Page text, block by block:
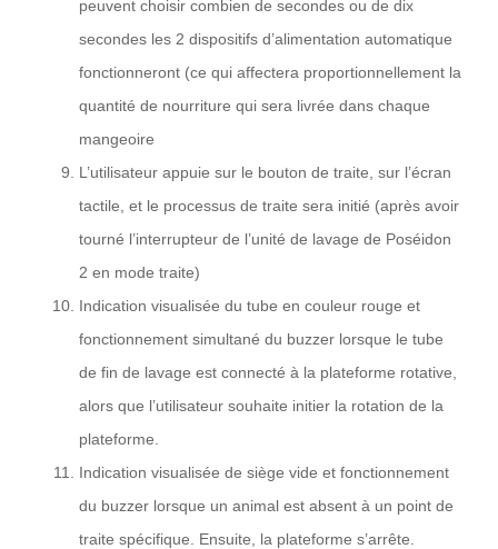
peuvent choisir combien de secondes ou de dix
secondes les 2 dispositifs d’alimentation automatique
fonctionneront (ce qui affectera proportionnellement la
quantité de nourriture qui sera livrée dans chaque
mangeoire
L’utilisateur appuie sur le bouton de traite, sur l’écran
tactile, et le processus de traite sera initié (après avoir
tourné l’interrupteur de l’unité de lavage de Poséidon
2 en mode traite)
Indication visualisée du tube en couleur rouge et
fonctionnement simultané du buzzer lorsque le tube
de fin de lavage est connecté à la plateforme rotative,
alors que l’utilisateur souhaite initier la rotation de la
plateforme.
Indication visualisée de siège vide et fonctionnement
du buzzer lorsque un animal est absent à un point de
traite spécifique. Ensuite, la plateforme s’arrête.